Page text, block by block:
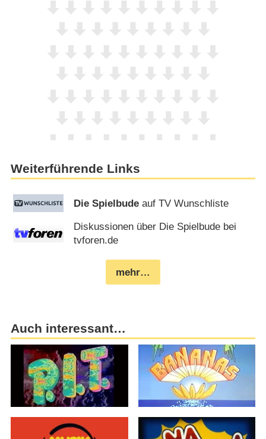
Weiterführende Links
Die Spielbude auf TV Wunschliste
Diskussionen über Die Spielbude bei
tvforen.de
mehr…
Auch interessant…